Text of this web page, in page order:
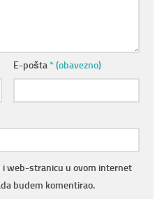
E-pošta* (obavezno)
web-stranicu u ovom internet
budem komentirao.